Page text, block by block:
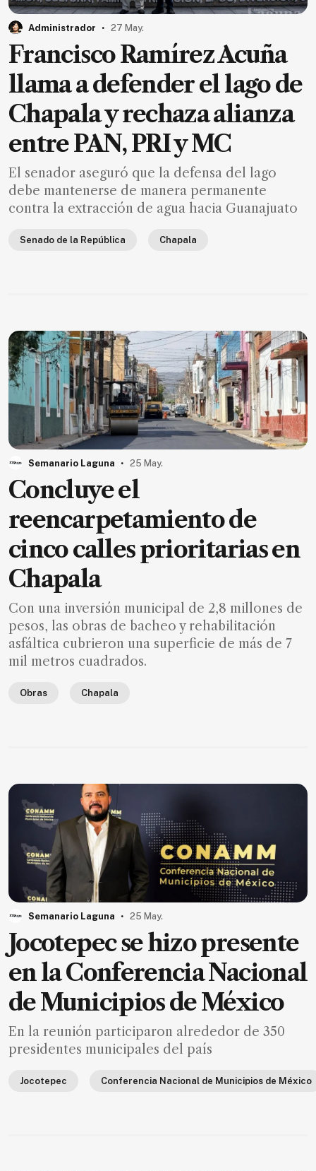
MXN
el
mes.
Suscríbete ahora
NOTICIAS
Jalisco
Nacional
Internacional
Movilidad
Seguridad
Educación
Salud
Política
Entretenimiento
Negocios
Real
Gente
PARA
SUSCRIPTORES
Edición
Anúnciate
con
nosotros
Donativos
Videos
Hemeroteca
noticias
FAQ
Administrador . 27 May.
Francisco Ramírez Acuña
llama a defender el lago de
Chapala y rechaza alianza
entre PAN, PRI y MC
El senador aseguró que la defensa del lago
debe mantenerse de manera permanente
contra la extracción de agua hacia Guanajuato
Senado de la República Chapala
Semanario Laguna . 25 May.
Concluye el
reencarpetamiento de
cinco calles prioritarias en
Chapala
Con una inversión municipal de 2,8 millones de
pesos, las obras de bacheo y rehabilitación
asfáltica cubrieron una superficie de más de 7
mil metros cuadrados.
Obras Chapala
Semanario Laguna . 25 May.
Jocotepec se hizo presente
en la Conferencia Nacional
de Municipios de México
En la reunión participaron alrededor de 350
presidentes municipales del país
Jocotepec Conferencia Nacional de Municipios de México